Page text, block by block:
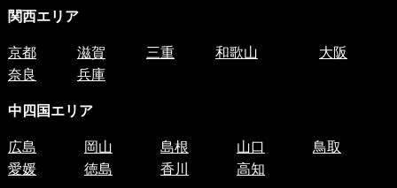
関西エリア
京都 滋賀 三重 和歌山
大阪
奈良
兵庫
中四国エリア
広島 岡山 島根 山口
鳥取
愛媛
徳島 香川 高知